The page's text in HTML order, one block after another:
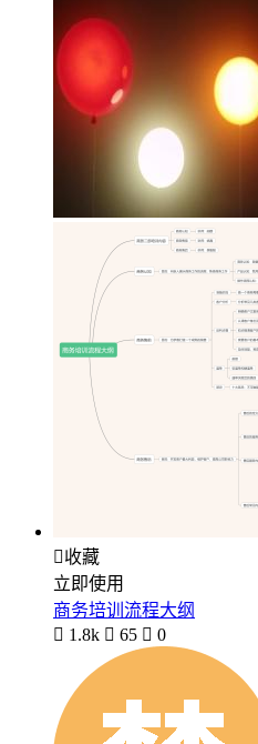
收藏
立即使用
商务培训流程大纲
 1.8k  65  0